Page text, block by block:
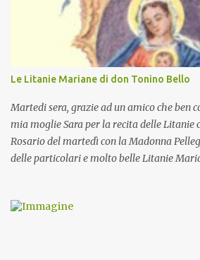
Le Litanie Mariane di don Tonino Bello
Martedi sera, grazie ad un amico che ben
mia moglie Sara per la recita delle Litanie
Rosario del martedì con la Madonna
delle particolari e molto belle Litanie
preghiera.